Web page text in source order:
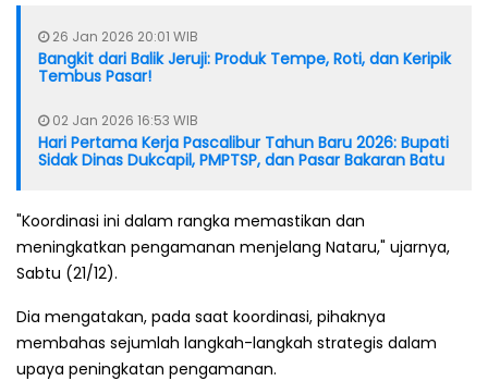
26 Jan 2026 20:01 WIB
Bangkit dari Balik Jeruji: Produk Tempe, Roti, dan Keripik
Tembus Pasar!
02 Jan 2026 16:53 WIB
Hari Pertama Kerja Pascalibur Tahun Baru 2026: Bupati
Sidak Dinas Dukcapil, PMPTSP, dan Pasar Bakaran Batu
"Koordinasi ini dalam rangka memastikan dan
meningkatkan pengamanan menjelang Nataru," ujarnya,
Sabtu (21/12).
Dia mengatakan, pada saat koordinasi, pihaknya
membahas sejumlah langkah-langkah strategis dalam
upaya peningkatan pengamanan.